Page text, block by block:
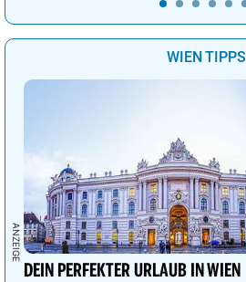
WIEN TIPPS
DEIN PERFEKTER URLAUB IN WIEN